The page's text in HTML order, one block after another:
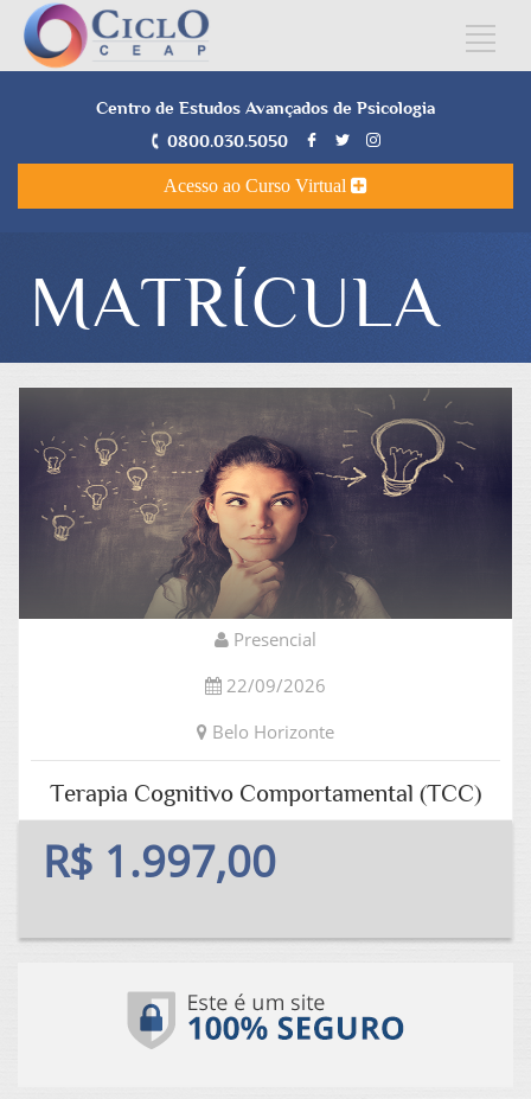
Centro de Estudos Avançados de Psicologia
0800.030.5050
Acesso ao Curso Virtual
MATRÍCULA
Presencial
22/09/2026
Belo Horizonte
Terapia Cognitivo Comportamental (TCC)
R$ 1.997,00